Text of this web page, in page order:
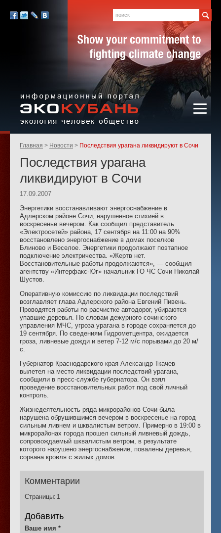
«ЭКО-КУБАНЬ»
человек,
общество
Родительские
Главная Новости Последствия урагана ликвидируют в Сочи
Последствия урагана
ликвидируют в Сочи
17.09.2007
Энергетики восстанавливают энергоснабжение в
Адлерском районе Сочи, нарушенное стихией в
воскресенье вечером. Как сообщил представитель
«Электросетей» района, 17 сентября на 11:00 на 90%
восстановлено энергоснабжение в домах поселков
Блиново и Веселое. Энергетики продолжают поэтапное
подключение электричества. «Жертв нет.
Восстановительные работы продолжаются», — сообщил
агентству «Интерфакс-Юг» начальник ГО ЧС Сочи Николай
Шустов.
Оперативную комиссию по ликвидации последствий
возглавляет глава Адлерского района Евгений Пивень.
Проводятся работы по расчистке автодорог, убираются
упавшие деревья. По словам дежурного сочинского
управления МЧС, угроза урагана в городе сохраняется до
19 сентября. По сведениям Гидрометцентра, ожидается
гроза, ливневые дожди и ветер 7-12 м/с порывами до 20 м/
с.
Губернатор Краснодарского края Александр Ткачев
вылетел на место ликвидации последствий урагана,
сообщили в пресс-службе губернатора. Он взял
проведение восстановительных работ под свой личный
контроль.
Жизнедеятельность ряда микрорайонов Сочи была
нарушена обрушившимся вечером в воскресенье на город
сильным ливнем и шквалистым ветром. Примерно в 19:00 в
микрорайонах города прошел сильный ливневый дождь,
сопровождаемый шквалистым ветром, в результате
которого нарушено энергоснабжение, повалены деревья,
сорвана кровля с жилых домов.
Комментарии
Страницы: 1
Добавить
Ваше имя *
Мы
Поиск